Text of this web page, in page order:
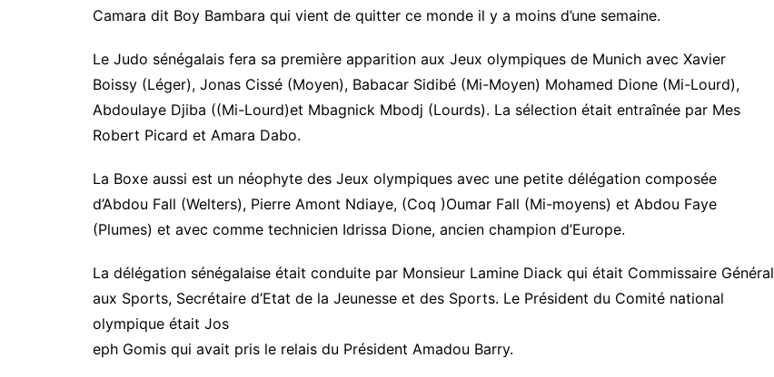
Camara dit Boy Bambara qui vient de quitter ce monde il y a moins d’une semaine.
Le Judo sénégalais fera sa première apparition aux Jeux olympiques de Munich avec Xavier
Boissy (Léger), Jonas Cissé (Moyen), Babacar Sidibé (Mi-Moyen) Mohamed Dione (Mi-Lourd),
Abdoulaye Djiba ((Mi-Lourd)et Mbagnick Mbodj (Lourds). La sélection était entraînée par Mes
Robert Picard et Amara Dabo.
La Boxe aussi est un néophyte des Jeux olympiques avec une petite délégation composée
d’Abdou Fall (Welters), Pierre Amont Ndiaye, (Coq )Oumar Fall (Mi-moyens) et Abdou Faye
(Plumes) et avec comme technicien Idrissa Dione, ancien champion d’Europe.
La délégation sénégalaise était conduite par Monsieur Lamine Diack qui était Commissaire Général
aux Sports, Secrétaire d’Etat de la Jeunesse et des Sports. Le Président du Comité national
olympique était Jos
eph Gomis qui avait pris le relais du Président Amadou Barry.